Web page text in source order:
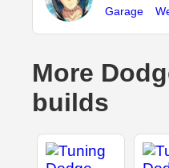
Garage
More
builds